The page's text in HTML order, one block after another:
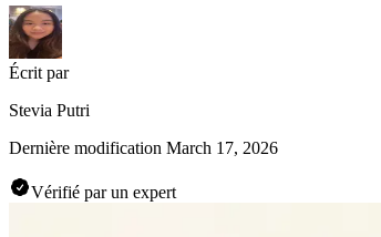
Écrit par
Stevia Putri
Dernière modification March 17, 2026
Vérifié par un expert